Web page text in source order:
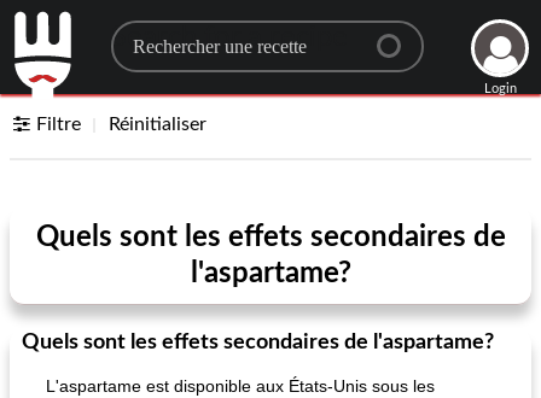
Search for a recipe
Login
Filtre Réinitialiser
Quels sont les effets secondaires de
l'aspartame?
Quels sont les effets secondaires de l'aspartame?
L'aspartame est disponible aux États-Unis sous les